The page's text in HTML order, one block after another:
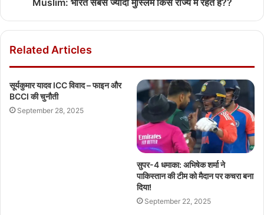
Muslim: भारत सबसे ज्यादा मुस्लिम किस राज्य में रहते हैं??
Related Articles
सूर्यकुमार यादव ICC विवाद – फाइन और
BCCI की चुनौती
September 28, 2025
सुपर-4 धमाका: अभिषेक शर्मा ने
पाकिस्तान की टीम को मैदान पर कचरा बना
दिया!
September 22, 2025